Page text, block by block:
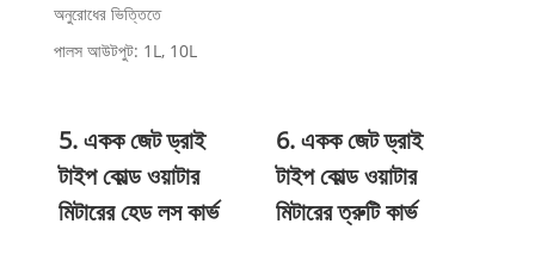
অনুরোধের ভিত্তিতে
পালস আউটপুট: 1L, 10L
5. একক জেট ড্রাই
টাইপ কোল্ড ওয়াটার
মিটারের হেড লস কার্ভ
6. একক জেট ড্রাই
টাইপ কোল্ড ওয়াটার
মিটারের ত্রুটি কার্ভ